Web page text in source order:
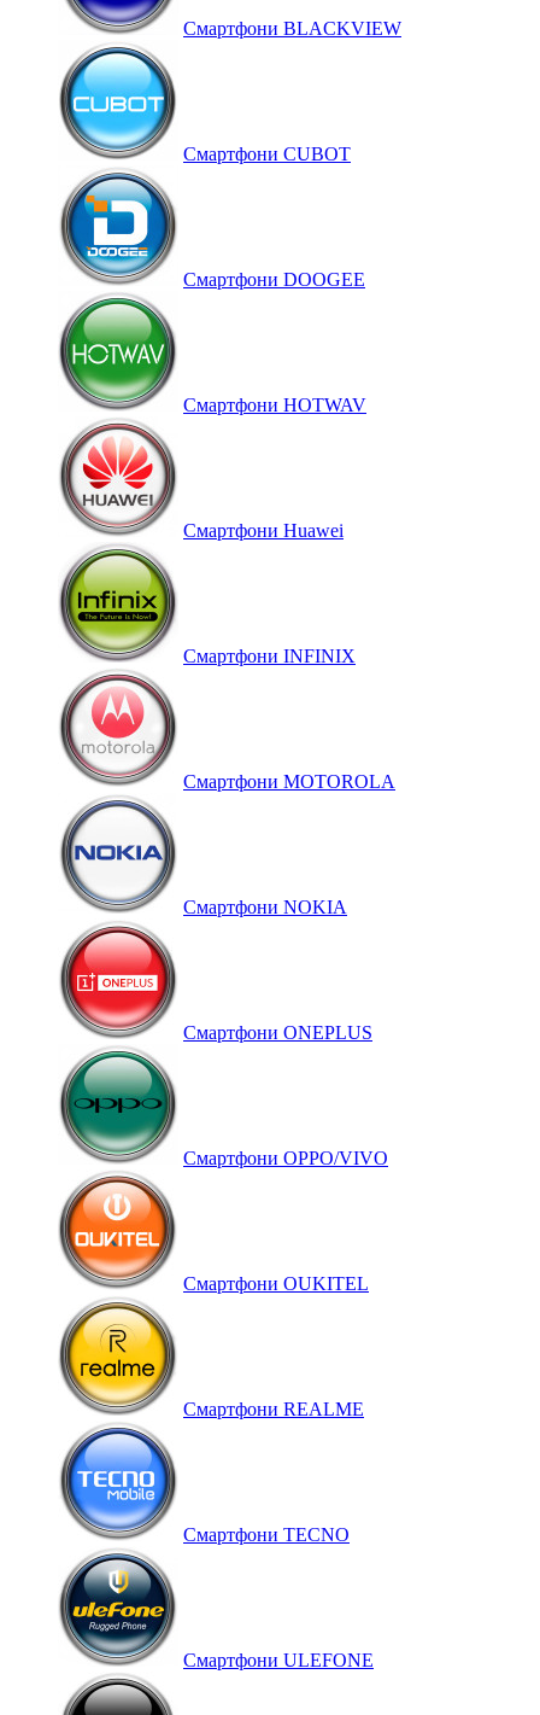
Смартфони BLACKVIEW
Смартфони CUBOT
Смартфони DOOGEE
Смартфони HOTWAV
Смартфони Huawei
Смартфони INFINIX
Смартфони MOTOROLA
Смартфони NOKIA
Смартфони ONEPLUS
Смартфони OPPO/VIVO
Смартфони OUKITEL
Смартфони REALME
Смартфони TECNO
Смартфони ULEFONE